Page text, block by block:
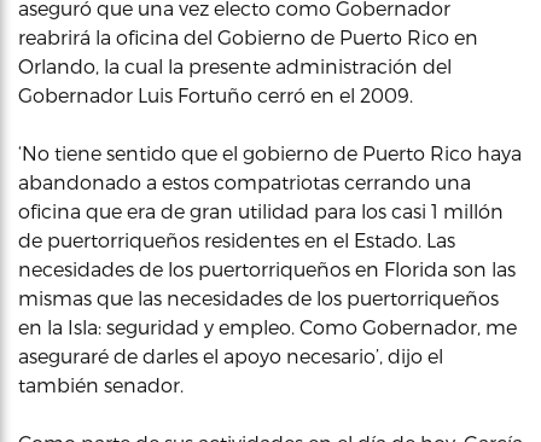
aseguró que una vez electo como Gobernador
reabrirá la oficina del Gobierno de Puerto Rico en
Orlando, la cual la presente administración del
Gobernador Luis Fortuño cerró en el 2009.
‘No tiene sentido que el gobierno de Puerto Rico haya
abandonado a estos compatriotas cerrando una
oficina que era de gran utilidad para los casi 1 millón
de puertorriqueños residentes en el Estado. Las
necesidades de los puertorriqueños en Florida son las
mismas que las necesidades de los puertorriqueños
en la Isla: seguridad y empleo. Como Gobernador, me
aseguraré de darles el apoyo necesario’, dijo el
también senador.